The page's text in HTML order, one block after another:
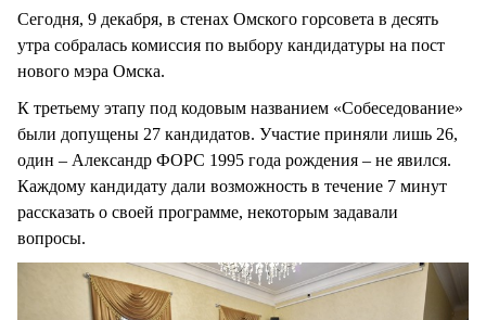
Сегодня, 9 декабря, в стенах Омского горсовета в десять
утра собралась комиссия по выбору кандидатуры на пост
нового мэра Омска.
К третьему этапу под кодовым названием «Собеседование»
были допущены 27 кандидатов. Участие приняли лишь 26,
один – Александр ФОРС 1995 года рождения – не явился.
Каждому кандидату дали возможность в течение 7 минут
рассказать о своей программе, некоторым задавали
вопросы.